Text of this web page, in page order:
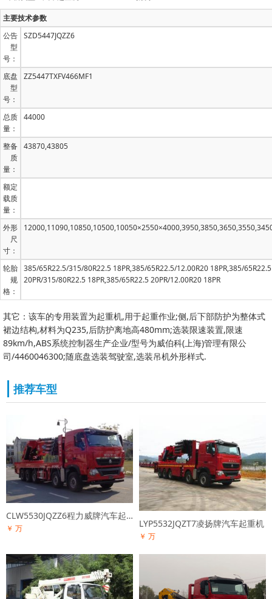
主要技术参数
公告
型
号：
SZD5447JQZZ6
底盘
型
号：
ZZ5447TXFV466MF1
总质
量：
44000
整备
质
量：
43870,43805
额定
载质
量：
外形
尺
寸：
轮胎
规
格：
385/65R22.5/315/80R22.5 18PR,385/65R22.5/12.00R20 18PR,385/65R22.5
20PR/315/80R22.5 18PR,385/65R22.5 20PR/12.00R20 18PR
其它：该车的专用装置为起重机,用于起重作业;侧,后下部防护为整体式
裙边结构,材料为Q235,后防护离地高480mm;选装限速装置,限速
89km/h,ABS系统控制器生产企业/型号为威伯科(上海)管理有限公
司/4460046300;随底盘选装驾驶室,选装吊机外形样式.
推荐车型
CLW5530JQZZ6程力威牌汽车起重机
￥ 万 LYP5532JQZT7凌扬牌汽车起重机
￥ 万